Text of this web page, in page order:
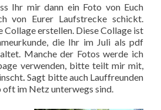
Ihr mir dann ein Foto von Euch
von Eurer Laufstrecke schickt.
Collage erstellen. Diese Collage ist
die Ihr im Juli als pdf
Manche der Fotos werde ich
verwenden, bitte teilt mir mit,
. Sagt bitte auch Lauffreunden
oft im Netz unterwegs sind.